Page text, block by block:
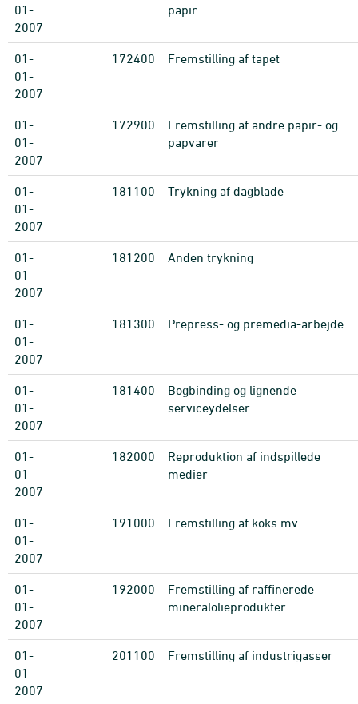
01-
2007
papir
01-
01-
2007
172400 Fremstilling af tapet
01-
01-
2007
172900
Fremstilling af andre papir- og
papvarer
01-
01-
2007
181100 Trykning af dagblade
01-
01-
2007
181200 Anden trykning
01-
01-
2007
181300 Prepress- og premedia-arbejde
01-
01-
2007
181400
Bogbinding og lignende
serviceydelser
01-
01-
2007
182000
Reproduktion af indspillede
medier
01-
01-
2007
191000 Fremstilling af koks mv.
01-
01-
2007
192000
Fremstilling af raffinerede
mineralolieprodukter
01-
01-
2007
201100 Fremstilling af industrigasser